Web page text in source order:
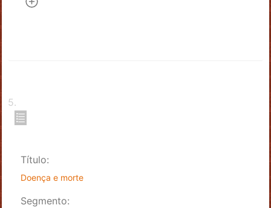
5.
Título:
Doença e morte
Segmento: